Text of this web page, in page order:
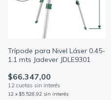
Trípode para Nivel Láser 0.45-
1.1 mts Jadever JDLE9301
$66.347,00
12 x $5.528,92 sin interés